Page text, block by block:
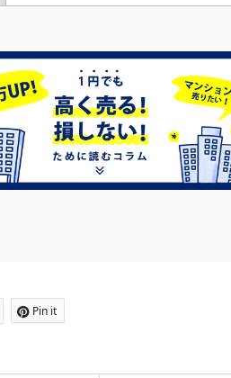
Pin it